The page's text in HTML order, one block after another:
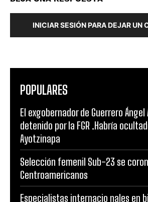
INICIAR SESIÓN PARA DEJAR UN
POPULARES
El exgobernador de Guerrero
detenido por la FGR .Habría
Ayotzinapa
Selección femenil Sub-23 se
Centroamericanos
Especialistas internacio nales en